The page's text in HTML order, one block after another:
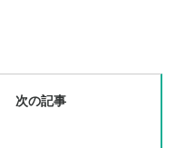
次の記事